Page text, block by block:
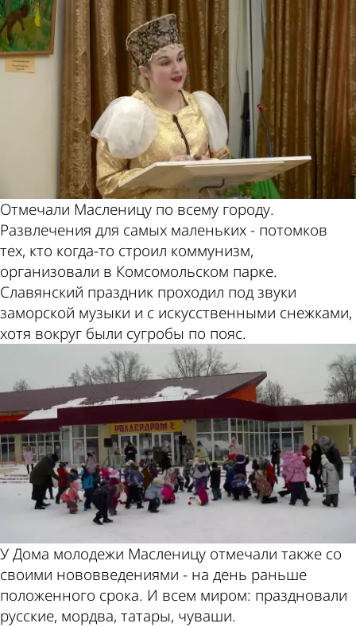
Отмечали Масленицу по всему городу.
Развлечения для самых маленьких - потомков
тех, кто когда-то строил коммунизм,
организовали в Комсомольском парке.
Славянский праздник проходил под звуки
заморской музыки и с искусственными снежками,
хотя вокруг были сугробы по пояс.
У Дома молодежи Масленицу отмечали также со
своими нововведениями - на день раньше
положенного срока. И всем миром: праздновали
русские, мордва, татары, чуваши.